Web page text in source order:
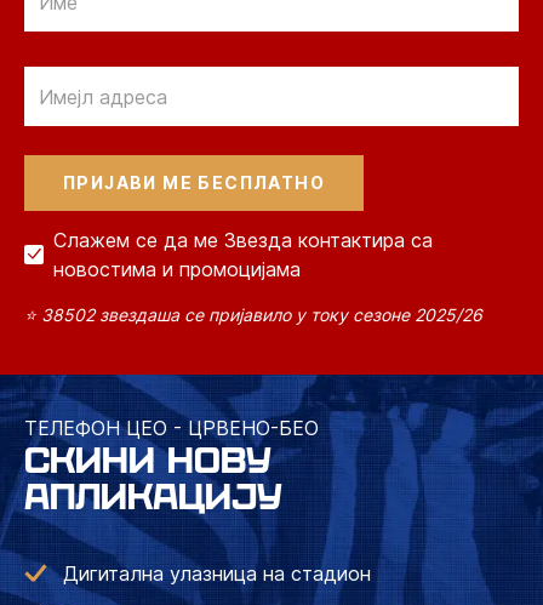
Слажем се да ме Звезда контактира са
новостима и промоцијама
⭐ 38502 звездаша се пријавило у току сезоне 2025/26
ТЕЛЕФОН ЦЕО - ЦРВЕНО-БЕО
СКИНИ НОВУ
АПЛИКАЦИЈУ
Дигитална улазница на стадион